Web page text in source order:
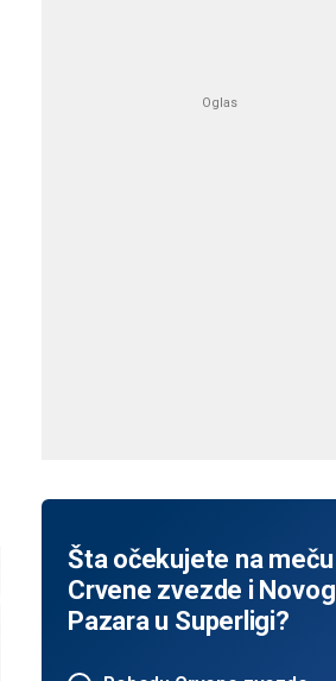
Šta očekujete na meču
Crvene zvezde i Novog
Pazara u Superligi?